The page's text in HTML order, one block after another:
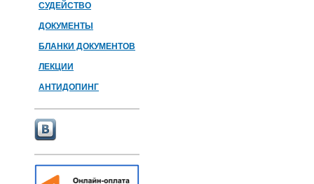
СУДЕЙСТВО
ДОКУМЕНТЫ
БЛАНКИ ДОКУМЕНТОВ
ЛЕКЦИИ
АНТИДОПИНГ